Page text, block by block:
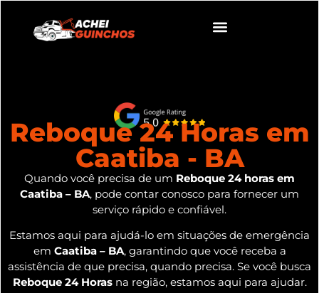
Reboque 24 Horas em
Caatiba - BA
Quando você precisa de um Reboque 24 horas em
Caatiba – BA, pode contar conosco para fornecer um
serviço rápido e confiável.
Estamos aqui para ajudá-lo em situações de emergência
em Caatiba – BA, garantindo que você receba a
assistência de que precisa, quando precisa. Se você busca
Reboque 24 Horasna região, estamos aqui para ajudar.